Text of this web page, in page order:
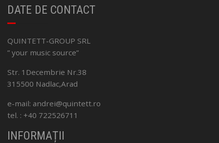
DATE DE CONTACT
QUINTETT-GROUP SRL
” your music source”
Str. 1Decembrie Nr.38
315500 Nadlac,Arad
e-mail: andrei@quintett.ro
tel. : +40 722526711
INFORMAȚII